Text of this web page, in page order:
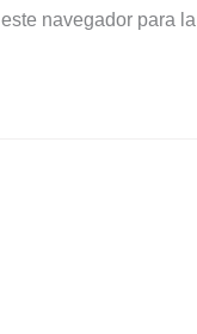
navegador para